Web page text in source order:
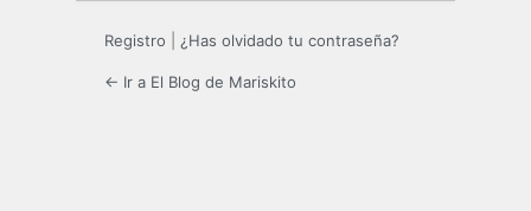
Registro ¿Has olvidado tu contraseña?
← Ir a El Blog de Mariskito